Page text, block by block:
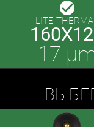
done
LITE
17